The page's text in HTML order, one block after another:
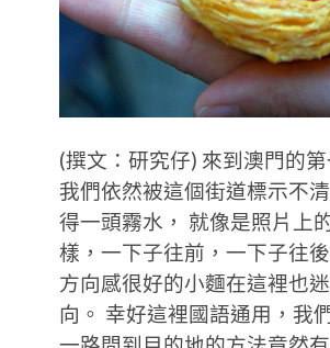
(撰文：研究仔) 來到澳門的第
我們依然被這個街道標示不
得一頭霧水， 就像是照片上
樣，一下子往前，一下子往
方向感很好的小麵在這裡也
向。 幸好這裡國語通用，我